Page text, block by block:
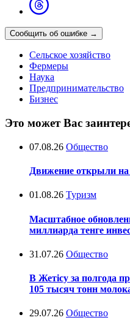
Сообщить об ошибке →
Сельское хозяйство
Фермеры
Наука
Предпринимательство
Бизнес
Это может Вас
07.08.26 Общество
Движение открыли на
01.08.26 Туризм
Масштабное
миллиарда тенге
31.07.26 Общество
В Жетісу за полгода
105 тысяч тонн
29.07.26 Общество